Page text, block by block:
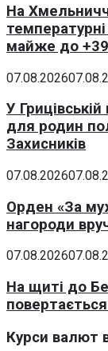
На
майже до
07.08.2026
У
для родин
Захисників
07.08.2026
Орден «За
нагороди
07.08.2026
На щиті до
Курси валют в